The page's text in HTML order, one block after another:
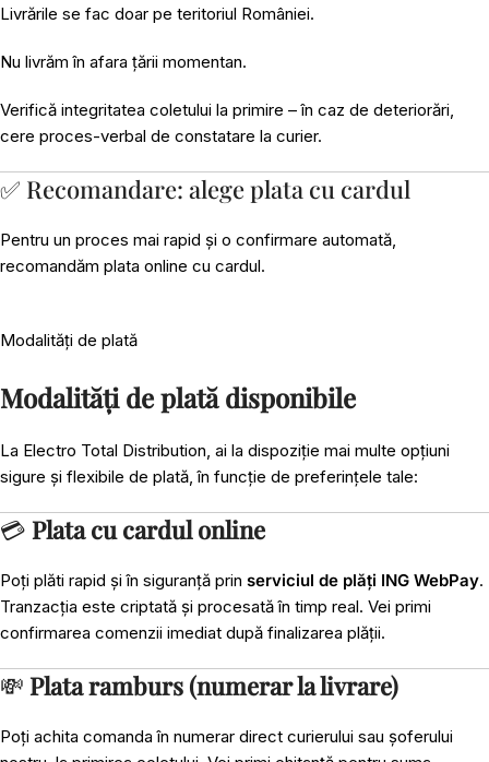
Livrările se fac doar pe teritoriul României.
Nu livrăm în afara țării momentan.
Verifică integritatea coletului la primire – în caz de deteriorări,
cere proces-verbal de constatare la curier.
✅ Recomandare: alege plata cu cardul
Pentru un proces mai rapid și o confirmare automată,
recomandăm plata online cu cardul.
Modalități de plată
Modalități de plată disponibile
La Electro Total Distribution, ai la dispoziție mai multe opțiuni
sigure și flexibile de plată, în funcție de preferințele tale:
💳 Plata cu cardul online
Poți plăti rapid și în siguranță prin serviciul de plăți ING WebPay.
Tranzacția este criptată și procesată în timp real. Vei primi
confirmarea comenzii imediat după finalizarea plății.
💸 Plata ramburs (numerar la livrare)
Poți achita comanda în numerar direct curierului sau șoferului